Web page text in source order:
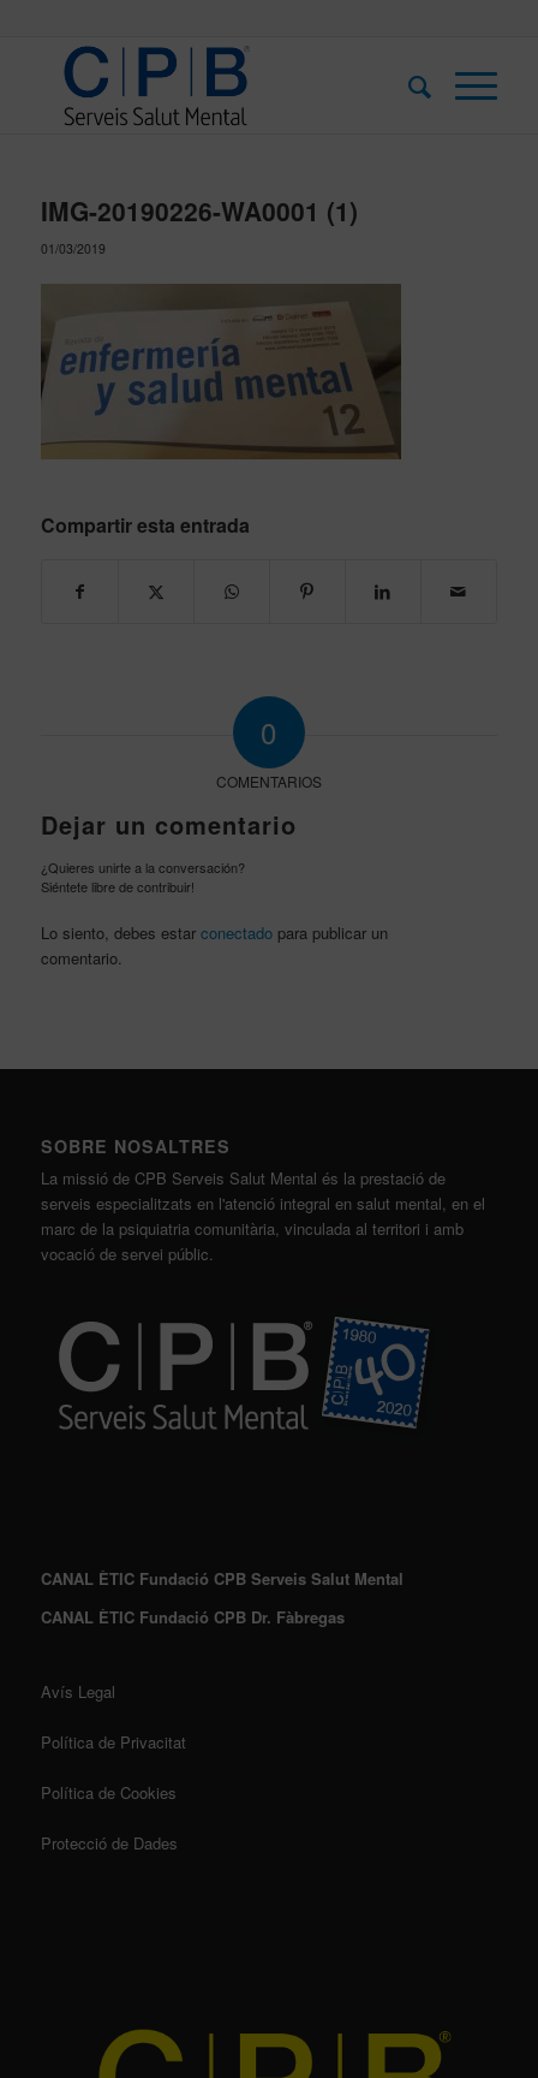
IMG-20190226-WA0001 (1)
01/03/2019
Compartir esta entrada
0
COMENTARIOS
Dejar un comentario
¿Quieres unirte a la conversación?
Siéntete libre de contribuir!
Lo siento, debes estar conectadopara publicar un
comentario.
SOBRE NOSALTRES
La missió de CPB Serveis Salut Mental és la prestació de
serveis especialitzats en l'atenció integral en salut mental, en el
marc de la psiquiatria comunitària, vinculada al territori i amb
vocació de servei públic.
CANAL ÈTIC Fundació CPB Serveis Salut Mental
CANAL ÈTIC Fundació CPB Dr. Fàbregas
Avís Legal
Política de Privacitat
Política de Cookies
Protecció de Dades